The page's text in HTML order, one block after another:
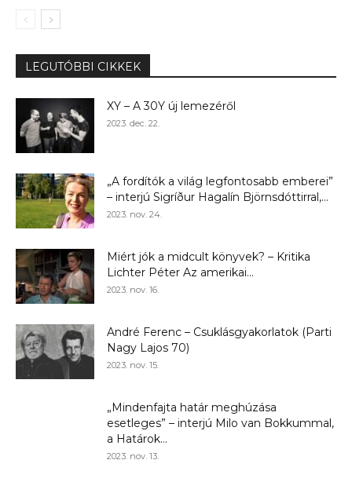
LEGUTÓBBI CIKKEK
XY – A 30Y új lemezéről
2023. dec. 22.
„A fordítók a világ legfontosabb emberei”
– interjú Sigríður Hagalín Björnsdóttirral,...
2023. nov. 24.
Miért jók a midcult könyvek? – Kritika
Lichter Péter Az amerikai...
2023. nov. 16.
André Ferenc – Csuklásgyakorlatok (Parti
Nagy Lajos 70)
2023. nov. 15.
„Mindenfajta határ meghúzása
esetleges” – interjú Milo van Bokkummal,
a Határok...
2023. nov. 13.